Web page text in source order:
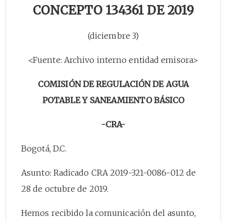
CONCEPTO 134361 DE 2019
(diciembre 3)
<Fuente: Archivo interno entidad emisora>
COMISIÓN DE REGULACIÓN DE AGUA
POTABLE Y SANEAMIENTO BÁSICO
-CRA-
Bogotá, D.C.
Asunto: Radicado CRA 2019-321-0086-012 de
28 de octubre de 2019.
Hemos recibido la comunicación del asunto,